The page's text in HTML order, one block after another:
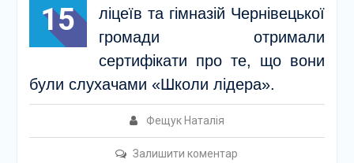
15
ліцеїв та гімназій Чернівецької
громади отримали
сертифікати про те, що вони
були слухачами «Школи лідера».
Фещук Наталія
Залишити коментар